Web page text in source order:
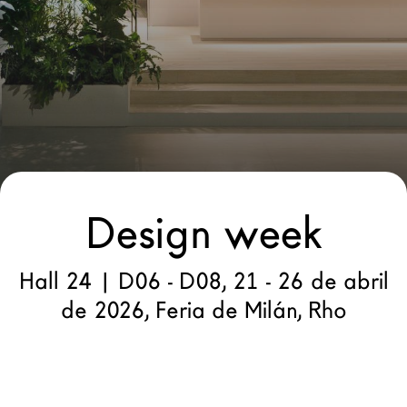
Arquitectos
LAGO Homes
Configurador
News
LanguageDesign week
Hall 24 | D06 - D08, 21 - 26 de abril
de 2026, Feria de Milán, Rho